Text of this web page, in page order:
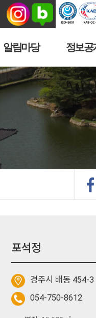
알림마당 정보공
포석정
경주시 배동 454-3
054-750-8612